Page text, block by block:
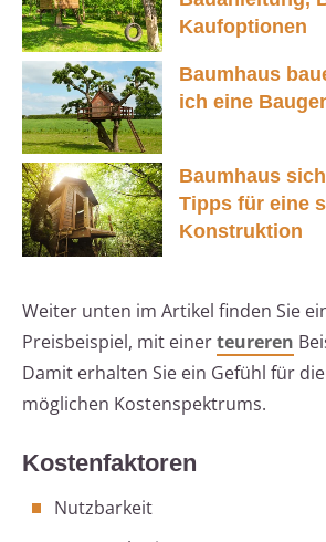
Kaufoptionen
Baumhaus
ich eine
Baumhaus
Tipps für eine
Konstruktion
Weiter unten im Artikel finden Sie
Preisbeispiel, mit einerteureren
Damit erhalten Sie ein Gefühl für
möglichen Kostenspektrums.
Kostenfaktoren
Nutzbarkeit